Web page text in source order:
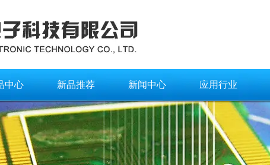
中心 新品推荐 新闻中心 应用行业